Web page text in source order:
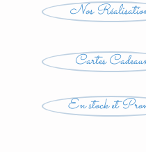
Nos
Cartes
En stock et